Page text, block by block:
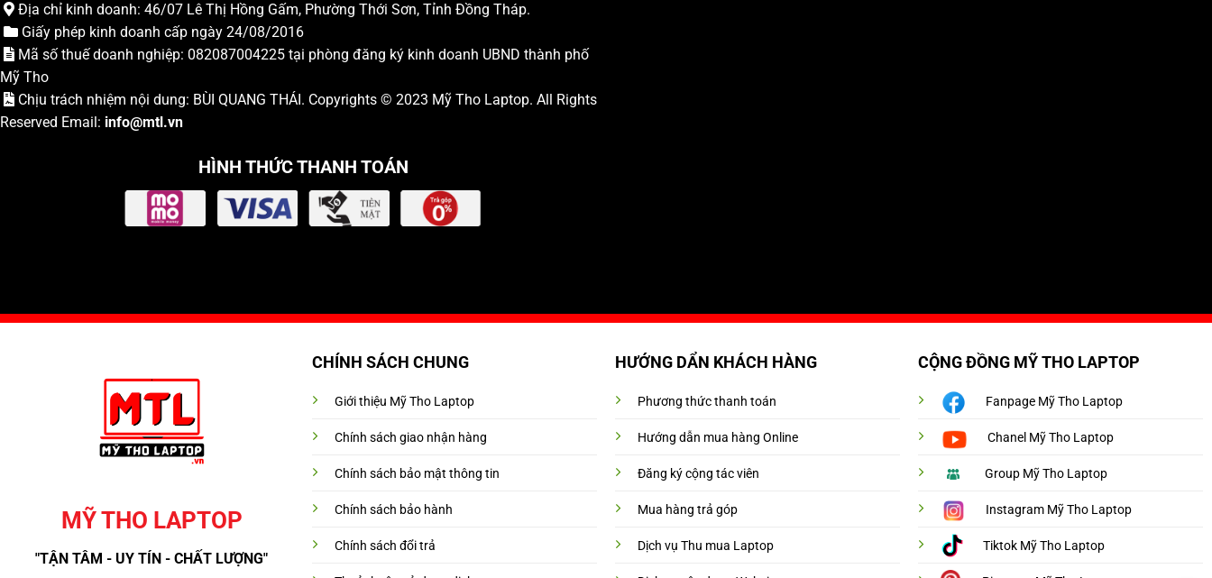
Địa chỉ kinh doanh: 46/07 Lê Thị Hồng Gấm, Phường Thới Sơn, Tỉnh Đồng Tháp.
Giấy phép kinh doanh cấp ngày 24/08/2016
Mã số thuế doanh nghiệp: 082087004225 tại phòng đăng ký kinh doanh UBND thành phố
Mỹ Tho
Chịu trách nhiệm nội dung: BÙI QUANG THÁI. Copyrights © 2023 Mỹ Tho Laptop. All Rights
Reserved Email: info@mtl.vn
HÌNH THỨC THANH TOÁN
MỸ THO LAPTOP
"TẬN TÂM - UY TÍN - CHẤT LƯỢNG"
CHÍNH SÁCH CHUNG
Giới thiệu Mỹ Tho Laptop
Chính sách giao nhận hàng
Chính sách bảo mật thông tin
Chính sách bảo hành
Chính sách đổi trả
HƯỚNG DẨN KHÁCH HÀNG
Phương thức thanh toán
Hướng dẫn mua hàng Online
Đăng ký cộng tác viên
Mua hàng trả góp
Dịch vụ Thu mua Laptop
CỘNG ĐỒNG MỸ THO LAPTOP
Fanpage Mỹ Tho Laptop
Chanel Mỹ Tho Laptop
Group Mỹ Tho Laptop
Instagram Mỹ Tho Laptop
Tiktok Mỹ Tho Laptop